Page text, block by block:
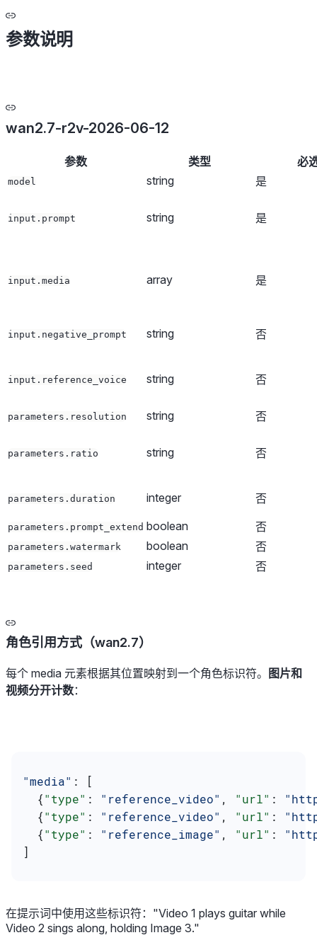
参数说明
wan2.7-r2v-2026-06-12
参数 类型 必
model string 是
input.prompt string 是
input.media array 是
input.negative_prompt string 否
input.reference_voice string 否
parameters.resolution string 否
parameters.ratio string 否
parameters.duration integer 否
parameters.prompt_extend boolean 否
parameters.watermark boolean 否
parameters.seed integer 否
角色引用方式（wan2.7）
每个 media 元素根据其位置映射到一个角色标识符。
图片和
视频分开计数：
"media" : [
  {
"type" : "reference_video" , "url" :
  {
"type" : "reference_video" , "url" :
  {
"type" : "reference_image" , "url" :
]
在提示词中使用这些标识符： "Video 1 plays guitar while
Video 2 sings along, holding Image 3."